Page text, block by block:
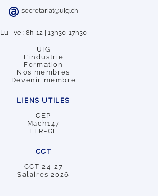
secretariat@uig.ch
Lu - ve : 8h-12 | 13h30-17h30
UIG
L’industrie
Formation
Nos membres
Devenir membre
LIENS UTILES
CEP
Mach147
FER-GE
CCT
CCT 24-27
Salaires 2026